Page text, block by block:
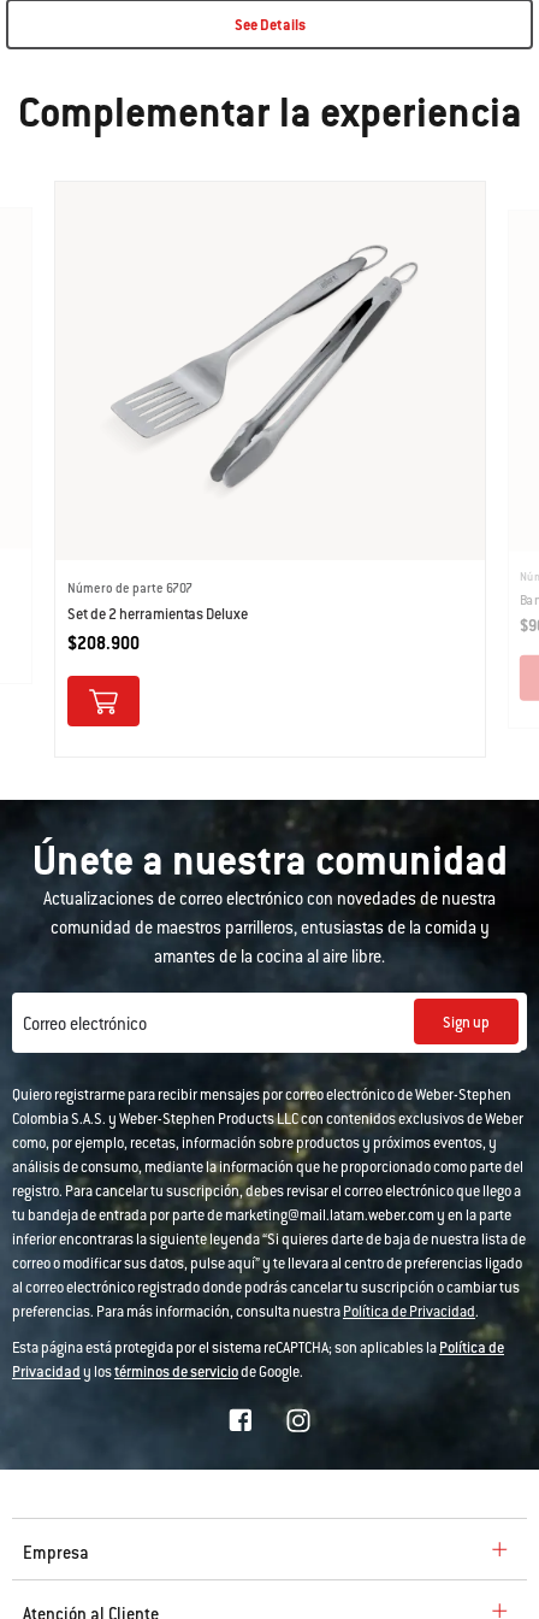
See Details
Complementar la experiencia
Número de parte 6707
Set de 2 herramientas Deluxe
$208.900
Únete a nuestra comunidad
Actualizaciones de correo electrónico con novedades de nuestra
comunidad de maestros parrilleros, entusiastas de la comida y
amantes de la cocina al aire libre.
Correo electrónico Sign up
Quiero registrarme para recibir mensajes por correo electrónico de Weber-Stephen
Colombia S.A.S. y Weber-Stephen Products LLC con contenidos exclusivos de Weber
como, por ejemplo, recetas, información sobre productos y próximos eventos, y
análisis de consumo, mediante la información que he proporcionado como parte del
registro. Para cancelar tu suscripción, debes revisar el correo electrónico que llego a
tu bandeja de entrada por parte de marketing@mail.latam.weber.com y en la parte
inferior encontraras la siguiente leyenda “Si quieres darte de baja de nuestra lista de
correo o modificar sus datos, pulse aquí” y te llevara al centro de preferencias ligado
al correo electrónico registrado donde podrás cancelar tu suscripción o cambiar tus
preferencias. Para más información, consulta nuestraPolítica de Privacidad.
Esta página está protegida por el sistema reCAPTCHA; son aplicables laPolítica de
Privacidady lostérminos de serviciode Google.
Empresa
Atención al Cliente